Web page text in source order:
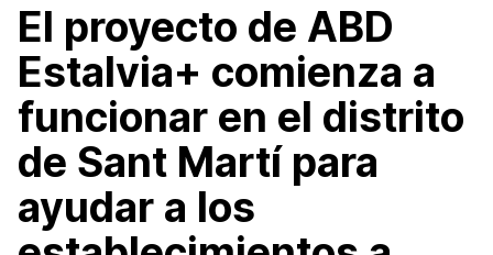
El proyecto de ABD
Estalvia+ comienza a
funcionar en el distrito
de Sant Martí para
ayudar a los